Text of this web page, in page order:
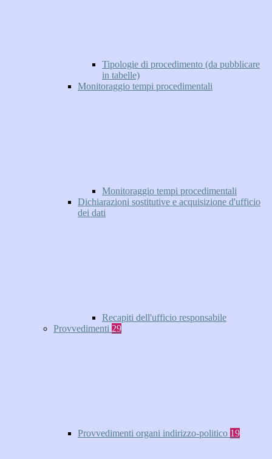
Tipologie di procedimento (da pubblicare
in tabelle)
Monitoraggio tempi procedimentali
Monitoraggio tempi procedimentali
Dichiarazioni sostitutive e acquisizione d'ufficio
dei dati
Recapiti dell'ufficio responsabile
Provvedimenti 29
Provvedimenti organi indirizzo-politico 19